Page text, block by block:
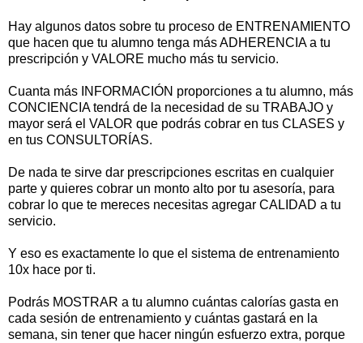
Hay algunos datos sobre tu proceso de ENTRENAMIENTO
que hacen que tu alumno tenga más ADHERENCIA a tu
prescripción y VALORE mucho más tu servicio.
Cuanta más INFORMACIÓN proporciones a tu alumno, más
CONCIENCIA tendrá de la necesidad de su TRABAJO y
mayor será el VALOR que podrás cobrar en tus CLASES y
en tus CONSULTORÍAS.
De nada te sirve dar prescripciones escritas en cualquier
parte y quieres cobrar un monto alto por tu asesoría, para
cobrar lo que te mereces necesitas agregar CALIDAD a tu
servicio.
Y eso es exactamente lo que el sistema de entrenamiento
10x hace por ti.
Podrás MOSTRAR a tu alumno cuántas calorías gasta en
cada sesión de entrenamiento y cuántas gastará en la
semana, sin tener que hacer ningún esfuerzo extra, porque